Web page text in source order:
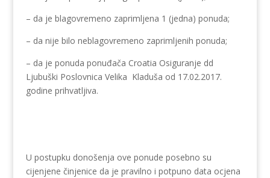
– da je blagovremeno zaprimljena 1 (jedna) ponuda;
– da nije bilo neblagovremeno zaprimljenih ponuda;
– da je ponuda ponuđača Croatia Osiguranje dd
Ljubuški Poslovnica Velika Kladuša od 17.02.2017.
godine prihvatljiva.
U postupku donošenja ove ponude posebno su
cijenjene činjenice da je pravilno i potpuno data ocjena